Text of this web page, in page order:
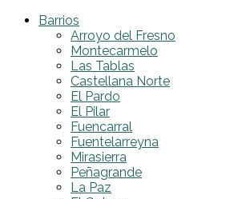
Barrios
Arroyo del Fresno
Montecarmelo
Las Tablas
Castellana Norte
El Pardo
El Pilar
Fuencarral
Fuentelarreyna
Mirasierra
Peñagrande
La Paz